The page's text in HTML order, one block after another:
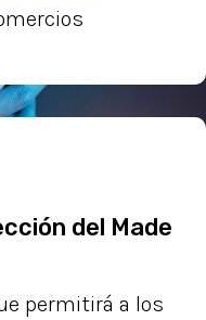
del Made
permitirá a los